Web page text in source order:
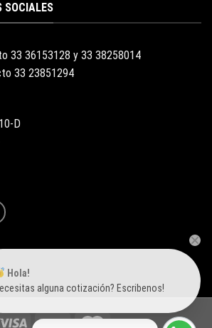
SOCIALES
33 36153128 y 33 38258014
33 23851294
D
Hola!
alguna cotización? Escribenos!